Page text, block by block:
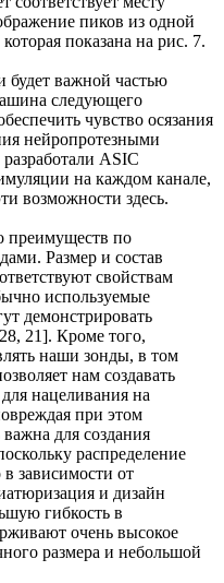
пиков из одной
показана на рис. 7.
будет важной частью
следующего
чувство осязания
нейропротезными
ASIC
на каждом канале,
возможности здесь.
преимуществ по
Размер и состав
свойствам
используемые
демонстрировать
21]. Кроме того,
наши зонды, в том
нам создавать
нацеливания на
при этом
для создания
распределение
зависимости от
и дизайн
гибкость в
очень высокое
размера и небольшой